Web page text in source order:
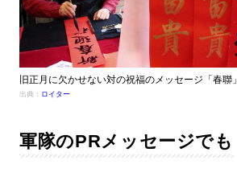
旧正月に欠かせない対の祝福のメッセージ「春聯」
出典： ロイター
軍隊のPRメッセージでも